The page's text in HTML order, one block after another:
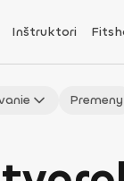
Inštruktori
Premeny